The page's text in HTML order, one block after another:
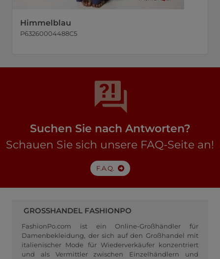
Himmelblau
P63260004488C5
Suchen Sie nach Antworten?
Schauen Sie sich unsere FAQ-Seite an!
F.A.Q.
GROSSHANDEL FASHIONPO
FashionPo.com ist ein Online-Großhändler für
Damenbekleidung, der sich auf den Großhandel mit
italienischer Mode für Wiederverkäufer konzentriert
und als Vermittler zwischen Einzelhändlern und